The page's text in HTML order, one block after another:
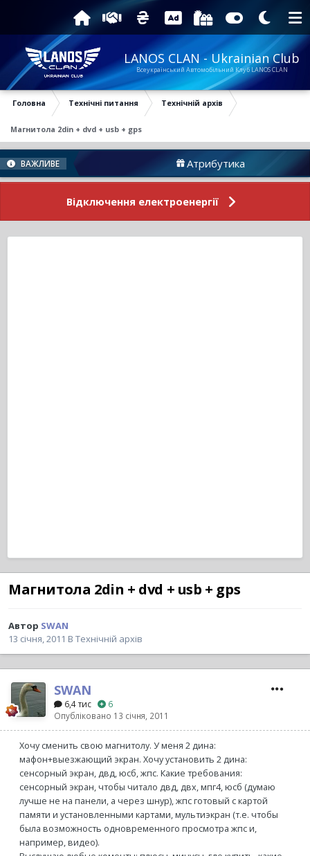
LANOS CLAN - Ukrainian Club
Всеукраїнський Автомобільний Клуб LANOS CLAN
Головна Технічні питання Технічній архів
Магнитола 2din + dvd + usb + gps
ВАЖЛИВЕ Атрибутика
Відключення електроенергії
Магнитола 2din + dvd + usb + gps
Автор SWAN
13 січня, 2011 В Технічній архів
SWAN
6,4 тис
6
Опубліковано 13 січня, 2011
Хочу сменить свою магнитолу. У меня 2 дина:
мафон+выезжающий экран. Хочу установить 2 дина:
сенсорный экран, двд, юсб, жпс. Какие требования:
сенсорный экран, чтобы читало двд, двх, мпг4, юсб (думаю
лучше не на панели, а через шнур), жпс готовый с картой
памяти и установленными картами, мультиэкран (т.е. чтобы
была возможность одновременного просмотра жпс и,
например, видео).